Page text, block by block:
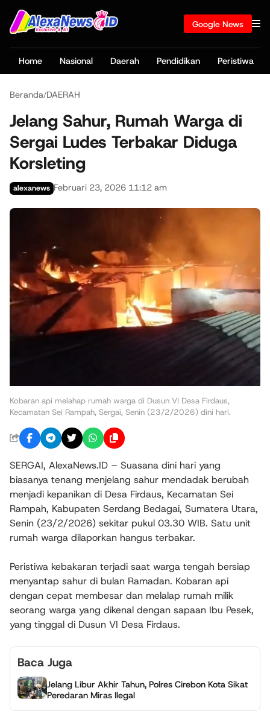
Google News
Home Nasional Daerah Pendidikan Peristiwa
Beranda/DAERAH
Jelang Sahur, Rumah Warga di
Sergai Ludes Terbakar Diduga
Korsleting
alexanews Februari 23, 2026 11:12 am
Kobaran api melahap rumah warga di Dusun VI Desa Firdaus,
Kecamatan Sei Rampah, Sergai, Senin (23/2/2026) dini hari.
SERGAI, AlexaNews.ID – Suasana dini hari yang
biasanya tenang menjelang sahur mendadak berubah
menjadi kepanikan di Desa Firdaus, Kecamatan Sei
Rampah, Kabupaten Serdang Bedagai, Sumatera Utara,
Senin (23/2/2026) sekitar pukul 03.30 WIB. Satu unit
rumah warga dilaporkan hangus terbakar.
Peristiwa kebakaran terjadi saat warga tengah bersiap
menyantap sahur di bulan Ramadan. Kobaran api
dengan cepat membesar dan melalap rumah milik
seorang warga yang dikenal dengan sapaan Ibu Pesek,
yang tinggal di Dusun VI Desa Firdaus.
Baca Juga
Jelang Libur Akhir Tahun, Polres Cirebon Kota Sikat
Peredaran Miras Ilegal